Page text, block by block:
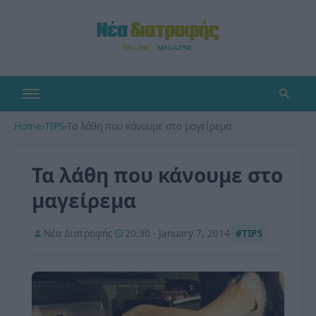
Home›TIPS›Τα λάθη που κάνουμε στο μαγείρεμα
Τα λάθη που κάνουμε στο
μαγείρεμα
Νέα Διατροφής 20:30 - January 7, 2014 #TIPS